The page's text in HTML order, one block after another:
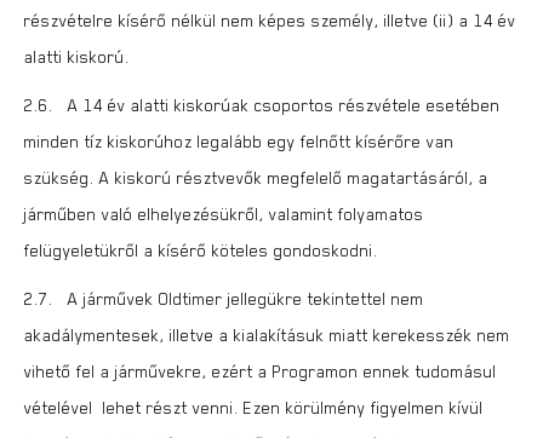
részvételre kísérő nélkül nem képes személy, illetve (ii) a 14 év
alatti kiskorú.
2.6. A 14 év alatti kiskorúak csoportos részvétele esetében
minden tíz kiskorúhoz legalább egy felnőtt kísérőre van
szükség. A kiskorú résztvevők megfelelő magatartásáról, a
járműben való elhelyezésükről, valamint folyamatos
felügyeletükről a kísérő köteles gondoskodni.
2.7. A járművek Oldtimer jellegükre tekintettel nem
akadálymentesek, illetve a kialakításuk miatt kerekesszék nem
vihető fel a járművekre, ezért a Programon ennek tudomásul
vételével lehet részt venni. Ezen körülmény figyelmen kívül